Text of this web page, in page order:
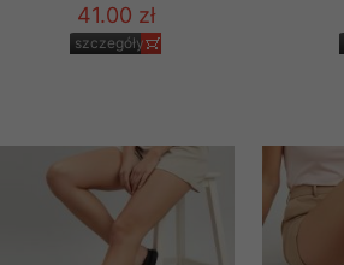
41.00 zł
szczegóły